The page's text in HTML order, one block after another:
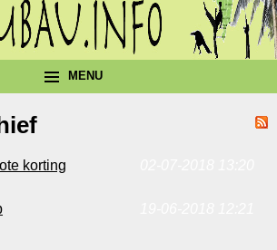
MENU
korting